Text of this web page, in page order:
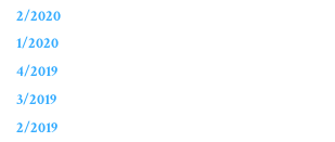
2/2020
1/2020
4/2019
3/2019
2/2019